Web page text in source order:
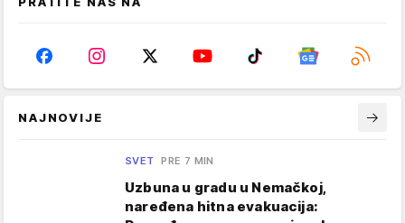
NAJNOVIJE
SVET PRE 7 MIN
Uzbuna u gradu u Nemačkoj,
naređena hitna evakuacija: